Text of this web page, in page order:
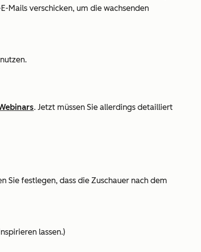
Mails verschicken, um die wachsenden
. Jetzt müssen Sie allerdings detailliert
Sie festlegen, dass die Zuschauer nach dem
lassen.)